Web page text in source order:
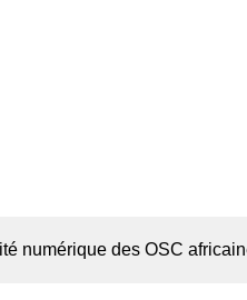
des OSC africaines